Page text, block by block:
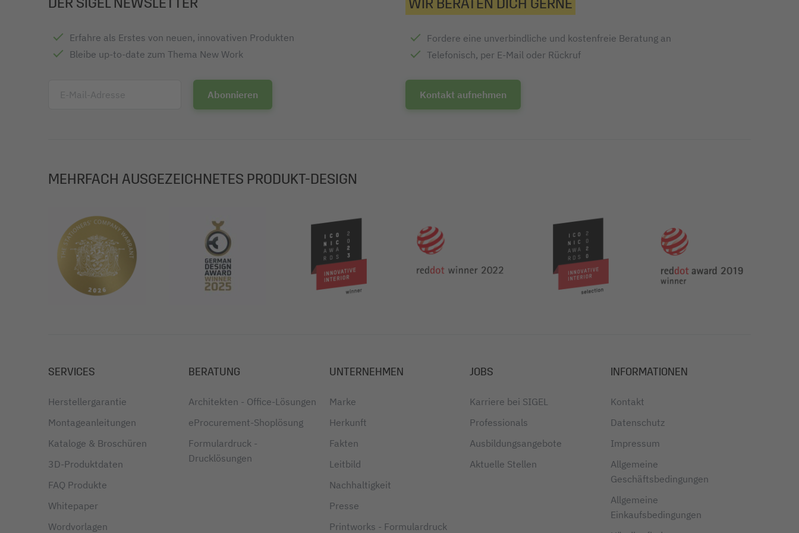
Oberflächenstruktur / Veredelung: Struktureffekt
Farbe Umschlag: weiß
Zertifizierung: FSC-zertifiziert
Erfahre als Erstes von neuen, innovativen Produkten
Bleibe up-to-date zum Thema New Work
E-Mail-Adresse
WIR BERATEN DICH GERNE
Fordere eine unverbindliche und kostenfreie Beratung an
Telefonisch, per E-Mail oder Rückruf
Kontakt aufnehmen
MEHRFACH AUSGEZEICHNETES PRODUKT-DESIGN
SERVICES
Herstellergarantie
Montageanleitungen
Kataloge & Broschüren
3D-Produktdaten
FAQ Produkte
Whitepaper
Wordvorlagen
BERATUNG
Architekten - Office-Lösungen
eProcurement-Shoplösung
Formulardruck -
Drucklösungen
UNTERNEHMEN
Marke
Herkunft
Fakten
Leitbild
Nachhaltigkeit
Presse
Printworks - Formulardruck
JOBS
Karriere bei SIGEL
Professionals
Ausbildungsangebote
Aktuelle Stellen
INFORMATIONEN
Kontakt
Datenschutz
Impressum
Allgemeine
Geschäftsbedingungen
Allgemeine
Einkaufsbedingungen